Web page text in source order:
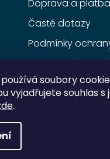
soubory
vyjadřujete souhlas s
.
Doprava a platba
Časté dotazy
Podmínky
Obchodní